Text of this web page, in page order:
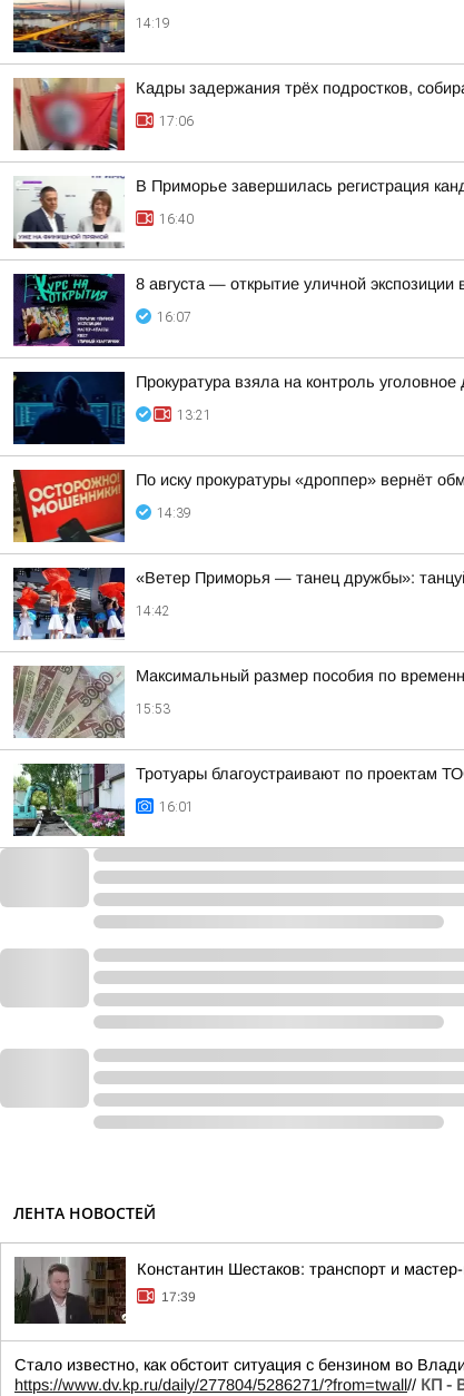
14:19
Кадры задержания трёх подростков,
17:06
В Приморье завершилась регистрация
16:40
8 августа — открытие уличной
16:07
Прокуратура взяла на контроль
13:21
По иску прокуратуры «дроппер» вернёт
14:39
«Ветер Приморья — танец дружбы»:
14:42
Максимальный размер пособия по
15:53
Тротуары благоустраивают по проектам
16:01
ЛЕНТА НОВОСТЕЙ
Константин Шестаков: транспорт и
17:39
Стало известно, как обстоит ситуация с бензином во
https://www.dv.kp.ru/daily/277804/5286271/?from=twall// КП -